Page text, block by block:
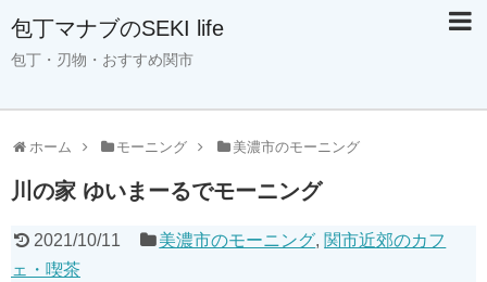
包丁マナブのSEKI life
包丁・刃物・おすすめ関市
ホーム モーニング 美濃市のモーニング
川の家 ゆいまーるでモーニング
2021/10/11 美濃市のモーニング, 関市近郊のカフ
ェ・喫茶